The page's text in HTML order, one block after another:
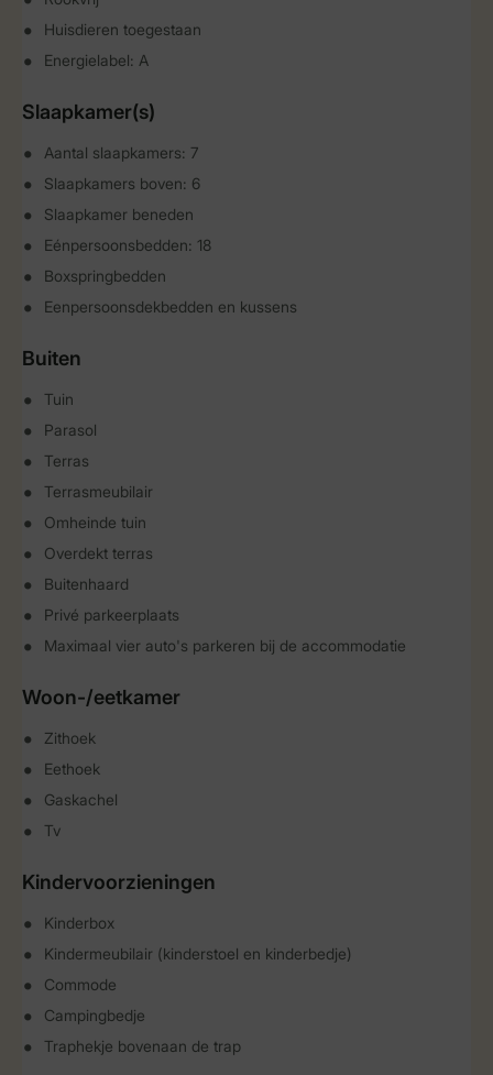
Huisdieren toegestaan
Energielabel: A
Slaapkamer(s)
Aantal slaapkamers: 7
Slaapkamers boven: 6
Slaapkamer beneden
Eénpersoonsbedden: 18
Boxspringbedden
Eenpersoonsdekbedden en kussens
Buiten
Tuin
Parasol
Terras
Terrasmeubilair
Omheinde tuin
Overdekt terras
Buitenhaard
Privé parkeerplaats
Maximaal vier auto's parkeren bij de accommodatie
Woon-/eetkamer
Zithoek
Eethoek
Gaskachel
Tv
Kindervoorzieningen
Kinderbox
Kindermeubilair (kinderstoel en kinderbedje)
Commode
Campingbedje
Traphekje bovenaan de trap